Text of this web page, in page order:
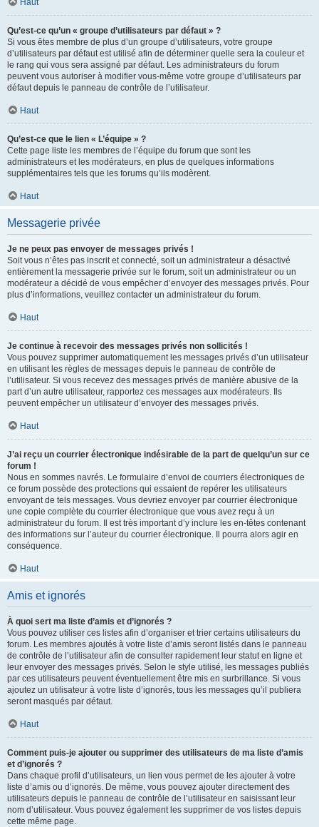
Haut
Qu’est-ce qu’un « groupe d’utilisateurs par défaut » ?
Si vous êtes membre de plus d’un groupe d’utilisateurs, votre groupe
d’utilisateurs par défaut est utilisé afin de déterminer quelle sera la couleur et
le rang qui vous sera assigné par défaut. Les administrateurs du forum
peuvent vous autoriser à modifier vous-même votre groupe d’utilisateurs par
défaut depuis le panneau de contrôle de l’utilisateur.
Haut
Qu’est-ce que le lien « L’équipe » ?
Cette page liste les membres de l’équipe du forum que sont les
administrateurs et les modérateurs, en plus de quelques informations
supplémentaires tels que les forums qu’ils modèrent.
Haut
Messagerie privée
Je ne peux pas envoyer de messages privés !
Soit vous n’êtes pas inscrit et connecté, soit un administrateur a désactivé
entièrement la messagerie privée sur le forum, soit un administrateur ou un
modérateur a décidé de vous empêcher d’envoyer des messages privés. Pour
plus d’informations, veuillez contacter un administrateur du forum.
Haut
Je continue à recevoir des messages privés non sollicités !
Vous pouvez supprimer automatiquement les messages privés d’un utilisateur
en utilisant les règles de messages depuis le panneau de contrôle de
l’utilisateur. Si vous recevez des messages privés de manière abusive de la
part d’un autre utilisateur, rapportez ces messages aux modérateurs. Ils
peuvent empêcher un utilisateur d’envoyer des messages privés.
Haut
J’ai reçu un courrier électronique indésirable de la part de quelqu’un sur ce
forum !
Nous en sommes navrés. Le formulaire d’envoi de courriers électroniques de
ce forum possède des protections qui essaient de repérer les utilisateurs
envoyant de tels messages. Vous devriez envoyer par courrier électronique
une copie complète du courrier électronique que vous avez reçu à un
administrateur du forum. Il est très important d’y inclure les en-têtes contenant
des informations sur l’auteur du courrier électronique. Il pourra alors agir en
conséquence.
Haut
Amis et ignorés
À quoi sert ma liste d’amis et d’ignorés ?
Vous pouvez utiliser ces listes afin d’organiser et trier certains utilisateurs du
forum. Les membres ajoutés à votre liste d’amis seront listés dans le panneau
de contrôle de l’utilisateur afin de consulter rapidement leur statut en ligne et
leur envoyer des messages privés. Selon le style utilisé, les messages publiés
par ces utilisateurs peuvent éventuellement être mis en surbrillance. Si vous
ajoutez un utilisateur à votre liste d’ignorés, tous les messages qu’il publiera
seront masqués par défaut.
Haut
Comment puis-je ajouter ou supprimer des utilisateurs de ma liste d’amis
et d’ignorés ?
Dans chaque profil d’utilisateurs, un lien vous permet de les ajouter à votre
liste d’amis ou d’ignorés. De même, vous pouvez ajouter directement des
utilisateurs depuis le panneau de contrôle de l’utilisateur en saisissant leur
nom d’utilisateur. Vous pouvez également les supprimer de vos listes depuis
cette même page.